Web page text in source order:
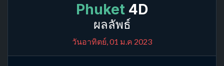
Phuket 4D
ผลลัพธ์
วันอาทิตย์, 01 ม.ค 2023